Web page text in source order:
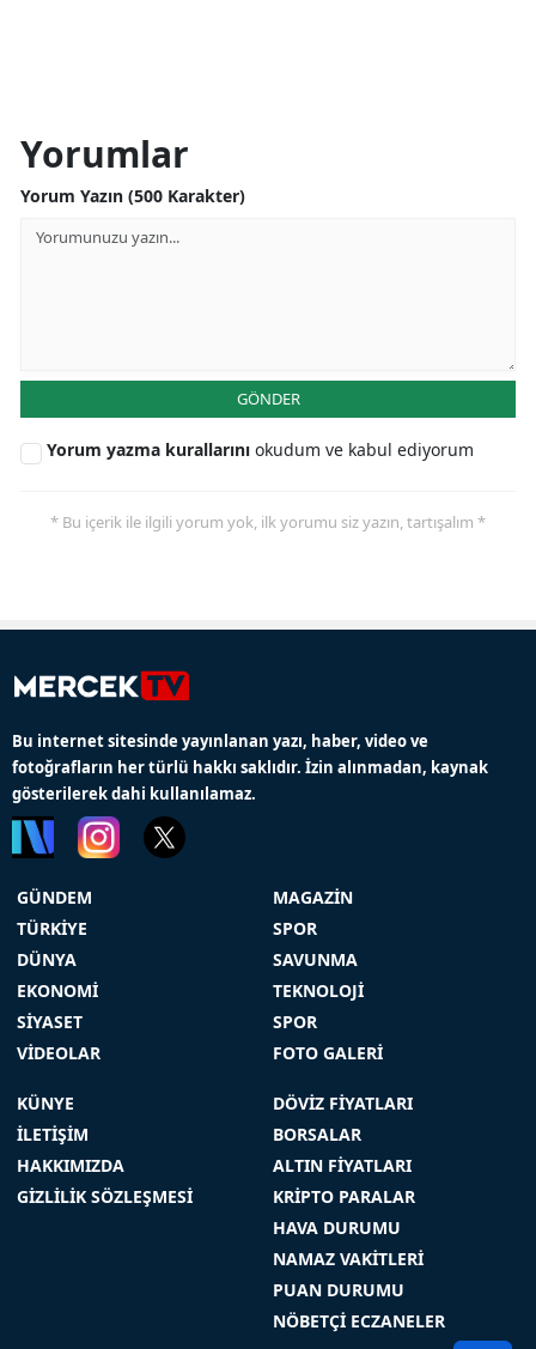
Yorumlar
Yorum Yazın (500 Karakter)
GÖNDER
Yorum yazma kurallarını okudum ve kabul ediyorum
* Bu içerik ile ilgili yorum yok, ilk yorumu siz yazın, tartışalım *
Bu internet sitesinde yayınlanan yazı, haber, video ve
fotoğrafların her türlü hakkı saklıdır. İzin alınmadan, kaynak
gösterilerek dahi kullanılamaz.
GÜNDEM
TÜRKİYE
DÜNYA
EKONOMİ
SİYASET
VİDEOLAR
MAGAZİN
SPOR
SAVUNMA
TEKNOLOJİ
SPOR
FOTO GALERİ
KÜNYE
İLETİŞİM
HAKKIMIZDA
GİZLİLİK SÖZLEŞMESİ
DÖVİZ FİYATLARI
BORSALAR
ALTIN FİYATLARI
KRİPTO PARALAR
HAVA DURUMU
NAMAZ VAKİTLERİ
PUAN DURUMU
NÖBETÇİ ECZANELER